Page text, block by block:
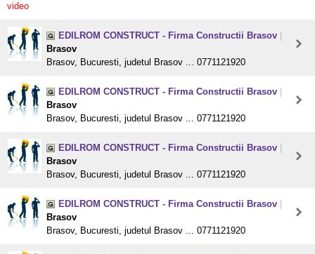
video
EDILROM CONSTRUCT - Firma Constructii Brasov
Brasov
Brasov, Bucuresti, judetul Brasov ... 0771121920
EDILROM CONSTRUCT - Firma Constructii Brasov
Brasov
Brasov, Bucuresti, judetul Brasov ... 0771121920
EDILROM CONSTRUCT - Firma Constructii Brasov
Brasov
Brasov, Bucuresti, judetul Brasov ... 0771121920
EDILROM CONSTRUCT - Firma Constructii Brasov
Brasov
Brasov, Bucuresti, judetul Brasov ... 0771121920